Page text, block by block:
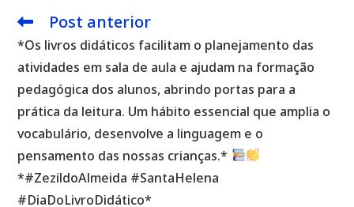
Leia
artigos
Post anterior
*Os livros didáticos facilitam o planejamento das
atividades em sala de aula e ajudam na formação
pedagógica dos alunos, abrindo portas para a
prática da leitura. Um hábito essencial que amplia o
vocabulário, desenvolve a linguagem e o
pensamento das nossas crianças.*
*#ZezildoAlmeida #SantaHelena
#DiaDoLivroDidático*